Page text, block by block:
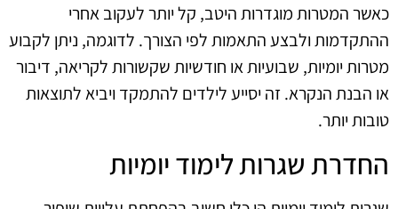
כאשר המטרות מוגדרות היטב, קל יותר לעקוב אחרי
ההתקדמות ולבצע התאמות לפי הצורך. לדוגמה, ניתן לקבוע
מטרות יומיות, שבועיות או חודשיות שקשורות לקריאה, דיבור
או הבנת הנקרא. זה יסייע לילדים להתמקד ויביא לתוצאות
טובות יותר.
החדרת שגרות לימוד יומיות